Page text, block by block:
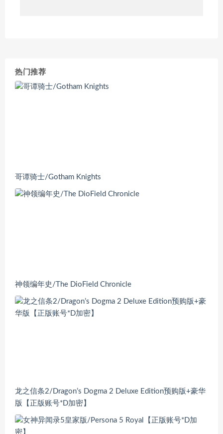
热门推荐
哥谭骑士/Gotham Knights
神领编年史/The DioField Chronicle
龙之信条2/Dragon’s Dogma 2 Deluxe Edition预购版+豪华
版【正版账号*D加密】